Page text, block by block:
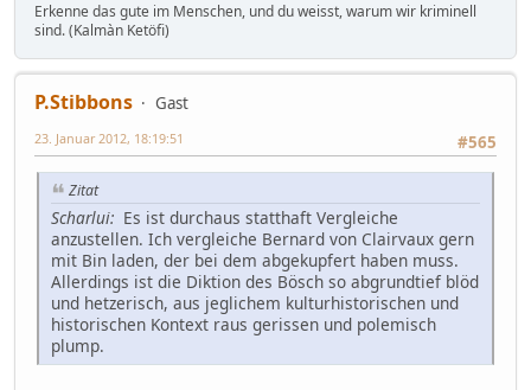
Erkenne das gute im Menschen, und du weisst, warum wir kriminell
sind. (Kalmàn Ketöfi)
P.Stibbons
Gast
#565
23. Januar 2012, 18:19:51
Zitat
Scharlui: Es ist durchaus statthaft Vergleiche
anzustellen. Ich vergleiche Bernard von Clairvaux gern
mit Bin laden, der bei dem abgekupfert haben muss.
Allerdings ist die Diktion des Bösch so abgrundtief blöd
und hetzerisch, aus jeglichem kulturhistorischen und
historischen Kontext raus gerissen und polemisch
plump.